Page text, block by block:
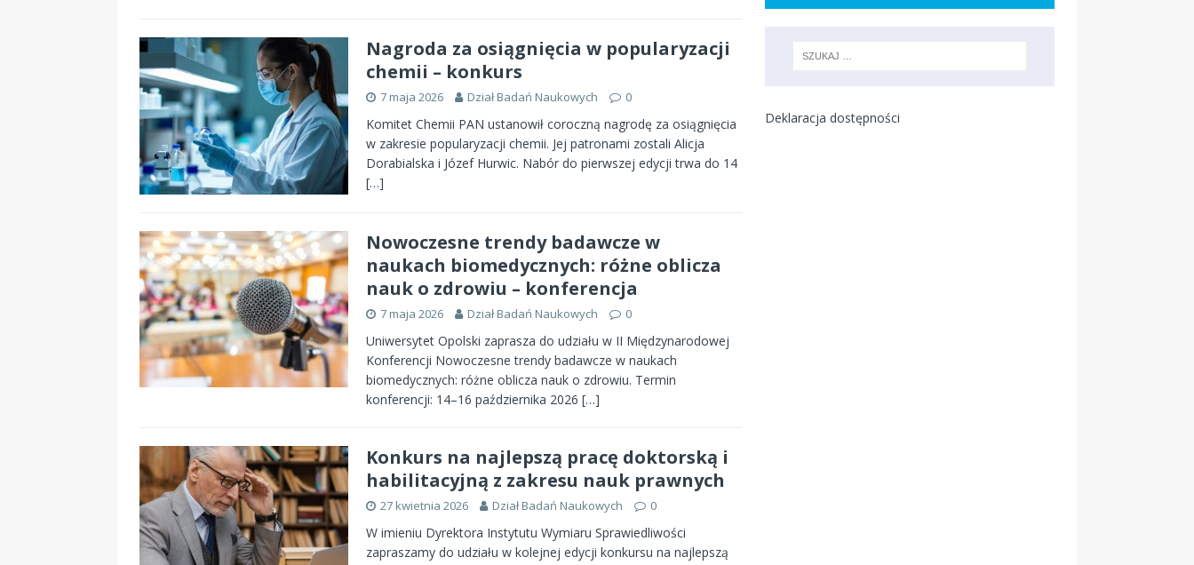
Nagroda za osiągnięcia w popularyzacji
chemii – konkurs
7 maja 2026 Dział Badań Naukowych 0
Komitet Chemii PAN ustanowił coroczną nagrodę za osiągnięcia
w zakresie popularyzacji chemii. Jej patronami zostali Alicja
Dorabialska i Józef Hurwic. Nabór do pierwszej edycji trwa do 14
[…]
Nowoczesne trendy badawcze w
naukach biomedycznych: różne oblicza
nauk o zdrowiu – konferencja
7 maja 2026 Dział Badań Naukowych 0
Uniwersytet Opolski zaprasza do udziału w II Międzynarodowej
Konferencji Nowoczesne trendy badawcze w naukach
biomedycznych: różne oblicza nauk o zdrowiu. Termin
konferencji: 14–16 października 2026 […]
Konkurs na najlepszą pracę doktorską i
habilitacyjną z zakresu nauk prawnych
27 kwietnia 2026 Dział Badań Naukowych 0
W imieniu Dyrektora Instytutu Wymiaru Sprawiedliwości
zapraszamy do udziału w kolejnej edycji konkursu na najlepszą
Deklaracja dostępności